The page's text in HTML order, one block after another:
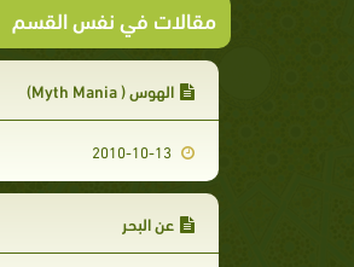
مقالات في نفس القسم
الهوس ( Myth Mania)
2010-10-13
عن البحر